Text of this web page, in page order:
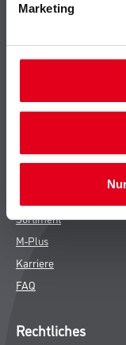
Marketing
Bodenbeläge
Unternehmen
Sortiment
M-Plus
Karriere
FAQ
Rechtliches